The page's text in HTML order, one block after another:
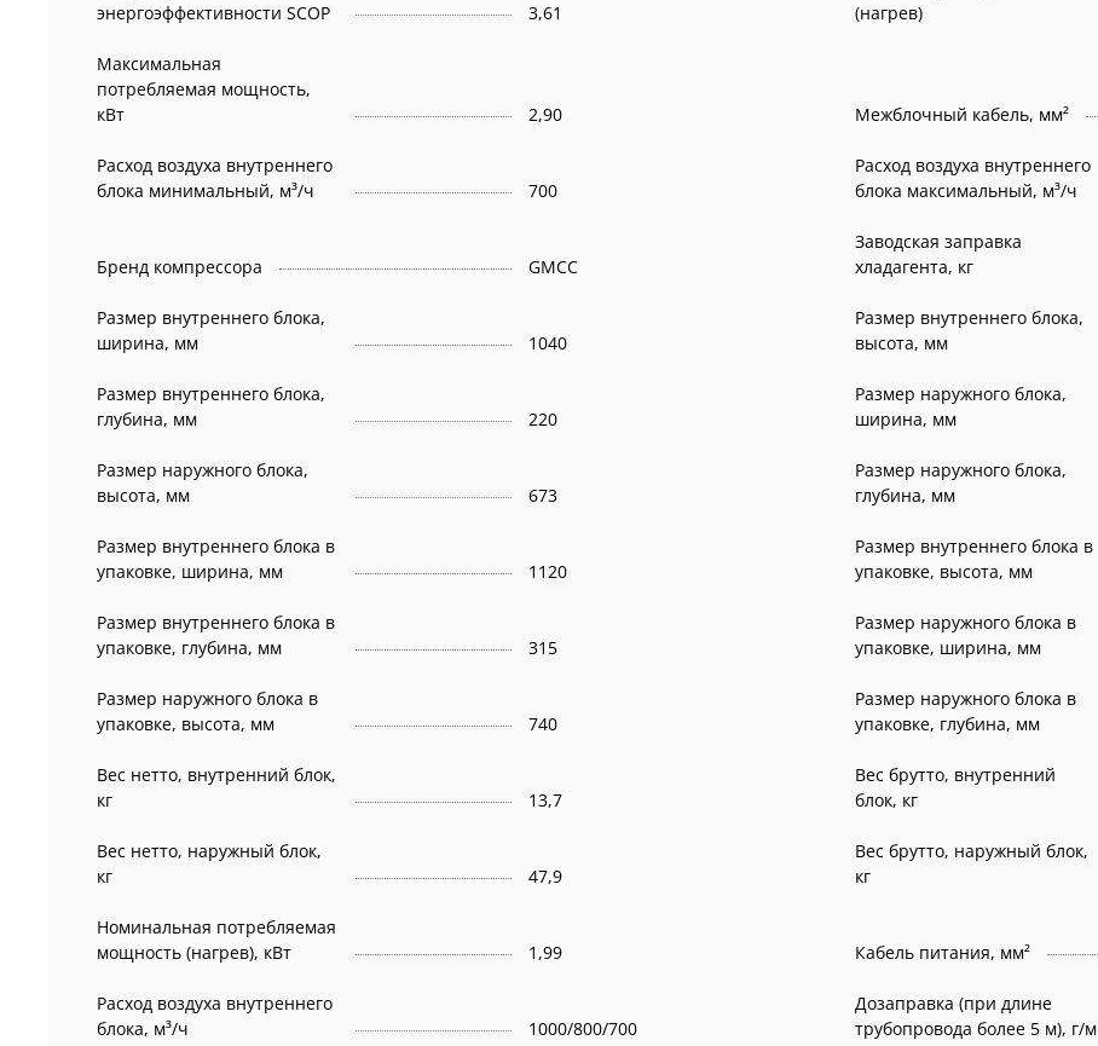
энергоэффективности SCOP
3,61
(нагрев)
Максимальная
потребляемая мощность,
кВт
2,90 Межблочный кабель, мм²
Расход воздуха внутреннего
блока минимальный, м³/ч
700
Расход воздуха внутреннего
блока максимальный, м³/ч
Бренд компрессора GMCC
Заводская заправка
хладагента, кг
Размер внутреннего блока,
ширина, мм
1040
Размер внутреннего блока,
высота, мм
Размер внутреннего блока,
глубина, мм
220
Размер наружного блока,
ширина, мм
Размер наружного блока,
высота, мм
673
Размер наружного блока,
глубина, мм
Размер внутреннего блока в
упаковке, ширина, мм
1120
Размер внутреннего блока в
упаковке, высота, мм
Размер внутреннего блока в
упаковке, глубина, мм
315
Размер наружного блока в
упаковке, ширина, мм
Размер наружного блока в
упаковке, высота, мм
740
Размер наружного блока в
упаковке, глубина, мм
Вес нетто, внутренний блок,
кг
13,7
Вес брутто, внутренний
блок, кг
Вес нетто, наружный блок,
кг
47,9
Вес брутто, наружный блок,
кг
Номинальная потребляемая
мощность (нагрев), кВт
1,99 Кабель питания, мм²
Расход воздуха внутреннего
блока, м³/ч
1000/800/700
Дозаправка (при длине
трубопровода более 5 м), г/м